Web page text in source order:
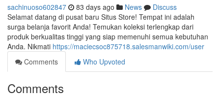
sachinuoso602847 83 days ago News
Discuss
Selamat datang di pusat baru Situs Store! Tempat ini adalah
surga belanja favorit Anda! Temukan koleksi terlengkap dari
produk berkualitas tinggi yang siap memenuhi semua kebutuhan
Anda. Nikmati https://maciecsoc875718.salesmanwiki.com/user
Comments
Who Upvoted
Comments